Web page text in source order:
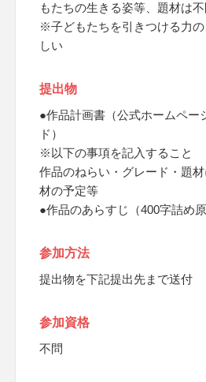
もたちの生きる姿等、題材は不
※子どもたちを引きつける力
しい
提出物
●作品計画書（公式ホームペー
ド）
※以下の事項を記入すること
作品のねらい・グレード・題
材の予定等
●作品のあらすじ（400字詰め
参加方法
提出物を下記提出先まで送付
参加資格
不問